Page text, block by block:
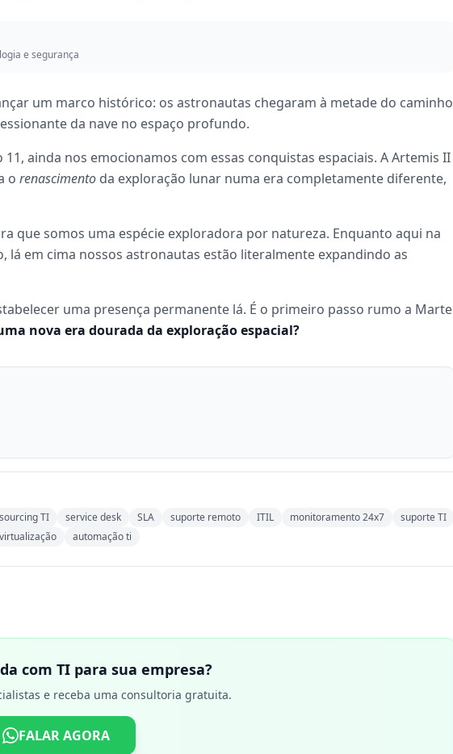
e segurança
um marco histórico: os astronautas chegaram à metade do caminho
da nave no espaço profundo.
ainda nos emocionamos com essas conquistas espaciais. A Artemis II
o renascimento da exploração lunar numa era completamente diferente,
que somos uma espécie exploradora por natureza. Enquanto aqui na
em cima nossos astronautas estão literalmente expandindo as
uma presença permanente lá. É o primeiro passo rumo a Marte
nova era dourada da exploração espacial?
TI service desk SLA suporte remoto ITIL monitoramento 24x7
suporte TI
virtualização automação ti
com TI para sua empresa?
e receba uma consultoria gratuita.
FALAR AGORA